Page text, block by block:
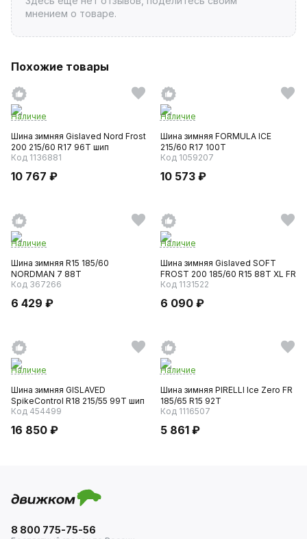
мнением о товаре.
Похожие товары
Наличие
Шина зимняя Gislaved Nord Frost
200 215/60 R17 96T шип
Код 1136881
10 767 ₽
Наличие
Шина зимняя FORMULA ICE
215/60 R17 100T
Код 1059207
10 573 ₽
Наличие
Шина зимняя R15 185/60
NORDMAN 7 88T
Код 367266
6 429 ₽
Наличие
Шина зимняя Gislaved SOFT
FROST 200 185/60 R15 88T XL FR
Код 1131522
6 090 ₽
Наличие
Шина зимняя GISLAVED
SpikeControl R18 215/55 99T шип
Код 454499
16 850 ₽
Наличие
Шина зимняя PIRELLI Ice Zero FR
185/65 R15 92T
Код 1116507
5 861 ₽
8 800 775-75-56